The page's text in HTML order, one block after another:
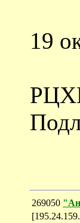
19
269050